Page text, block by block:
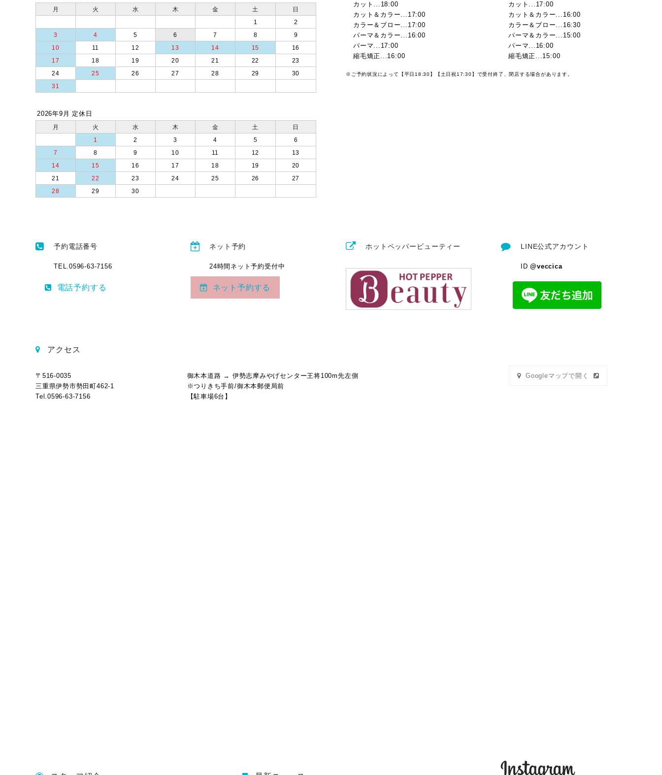
月 火 水 木 金 土
日
1
2
3
4 5 6 7 8
9
10
11 12 13 14 15
16
17
18 19 20 21 22
23
24
25 26 27 28 29
30
31
2026年9月 定休日
月 火 水 木 金 土
日
1
2 3 4 5
6
7
8 9 10 11 12
13
14
15 16 17 18 19
20
21
22 23 24 25 26
27
28
29 30
カット...18:00
カット＆カラー...17:00
カラー＆ブロー...17:00
パーマ＆カラー...16:00
パーマ...17:00
縮毛矯正...16:00
カット...17:00
カット＆カラー...16:00
カラー＆ブロー...16:30
パーマ＆カラー...15:00
パーマ...16:00
縮毛矯正...15:00
※ご予約状況によって【平日18:30】【土日祝17:30】で受付終了、閉店する場合があります。
予約電話番号
TEL.0596-63-7156
電話予約する
ネット予約
24時間ネット予約受付中
ネット予約する
ホットペッパービューティー LINE公式アカウント
ID@veccica
アクセス
〒516-0035
三重県伊勢市勢田町462-1
Tel.0596-63-7156
御木本道路 → 伊勢志摩みやげセンター王将100m先左側
※つりきち手前/御木本郵便局前
【駐車場6台】
Googleマップで開く